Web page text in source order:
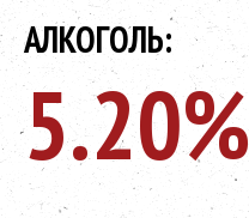
АЛКОГОЛЬ:
5.20%